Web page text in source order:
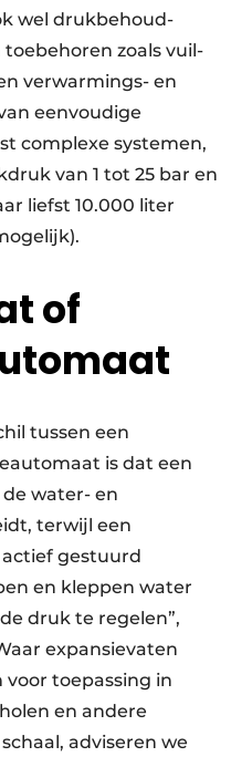
wel drukbehoud­­
toebehoren zoals vuil­­
verwarmings- en
eenvoudige
complexe systemen,
van 1 tot 25 bar en
liefst 10.000 liter
of
tussen een
is dat een
water- en
terwijl een
gestuurd
en kleppen water
druk te regelen”,
expansievaten
toepassing in
en andere
adviseren we